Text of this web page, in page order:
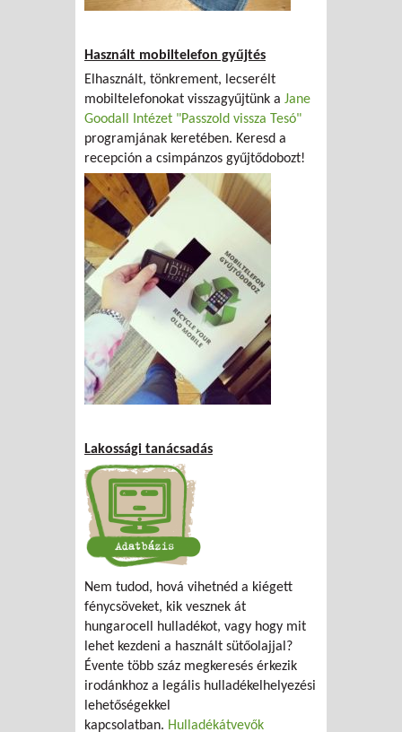
Használt mobiltelefon gyűjtés
Elhasznált, tönkrement, lecserélt
mobiltelefonokat visszagyűjtünk a Jane
Goodall Intézet "Passzold vissza Tesó"
programjának keretében. Keresd a
recepción a csimpánzos gyűjtődobozt!
Lakossági tanácsadás
Nem tudod, hová vihetnéd a kiégett
fénycsöveket, kik vesznek át
hungarocell hulladékot, vagy hogy mit
lehet kezdeni a használt sütőolajjal?
Évente több száz megkeresés érkezik
irodánkhoz a legális hulladékelhelyezési
lehetőségekkel
kapcsolatban. Hulladékátvevők